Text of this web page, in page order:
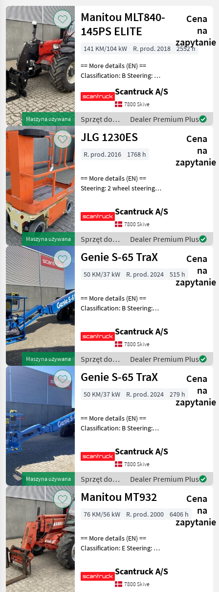
Maszyna używana
Manitou MLT840-
145PS ELITE
Cena
na
zapytanie
141 KM/104 kW R. prod. 2018
2552 h
== More details (EN) ==
Classification: B Steering: 4
loading arm: Boom
suspension / ride control,
CRC Attached equipment,
forks: Pallet for
Scantruck A/S
7800 Skive
Sprzęt do
pielęgnacji
drzew /
Dealer Premium Plus
Maszyna używana
JLG 1230ES
Cena
na
zapytanie
R. prod. 2016 1768 h
== More details (EN) ==
Steering: 2 wheel steering
Afsmitningsfrie hjul, str. 100
x 323 Wheel rear type:
Afsmitningsfrie hjul, str. 100
x 323 Ba
Scantruck A/S
7800 Skive
Sprzęt do
pielęgnacji
drzew / JLG
Dealer Premium Plus
Maszyna używana
Genie S-65 TraX
Cena
na
zapytanie
50 KM/37 kW R. prod. 2024 515 h
== More details (EN) ==
Classification: B Steering:
(degrees): 360 Rotation
basket (degrees): 160 Tilt jib
(degrees): 133 Gradeability
Scantruck A/S
7800 Skive
Sprzęt do
pielęgnacji
drzew /
Dealer Premium Plus
Maszyna używana
Genie S-65 TraX
Cena
na
zapytanie
50 KM/37 kW R. prod. 2024 279 h
== More details (EN) ==
Classification: B Steering:
(degrees): 360 Rotation
basket (degrees): 160 Tilt jib
(degrees): 133 Gradeability
Scantruck A/S
7800 Skive
Sprzęt do
pielęgnacji
drzew /
Dealer Premium Plus
Manitou MT932
Cena
na
zapytanie
76 KM/56 kW R. prod. 2000 6406 h
== More details (EN) ==
Classification: E Steering: 4
equipment, forks: Gafler
Wheel front brand: Dunlop
Wheel front type: Tractor
Scantruck A/S
7800 Skive